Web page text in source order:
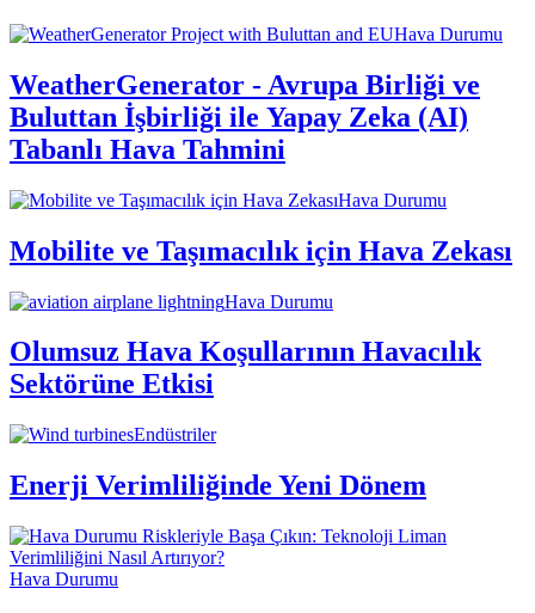
Hava Durumu
WeatherGenerator - Avrupa Birliği ve
Buluttan İşbirliği ile Yapay Zeka (AI)
Tabanlı Hava Tahmini
Hava Durumu
Mobilite ve Taşımacılık için Hava Zekası
Hava Durumu
Olumsuz Hava Koşullarının Havacılık
Sektörüne Etkisi
Endüstriler
Enerji Verimliliğinde Yeni Dönem
Hava Durumu